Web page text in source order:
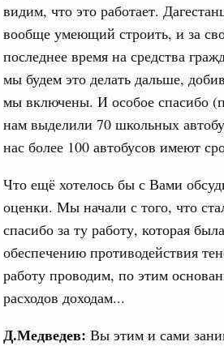
видим, что это работает.
вообще умеющий строить, и за
последнее время на средства
мы будем это делать дальше,
мы включены. И особое спасибо
нам выделили 70 школьных
нас более 100 автобусов имеют
Что ещё хотелось бы с Вами
оценки. Мы начали с того, что
спасибо за ту работу, которая
обеспечению противодействия
работу проводим, по этим
расходов доходам...
Д.Медведев: Вы этим и сами
хозяйство
На двух скоростных
зоны дорожного
развитие. Инновации
дал поручения по
сессии о
технологическим
5 августа, среда
коммунальное хозяйство
Более 4,3 тыс.
при участии Фонда